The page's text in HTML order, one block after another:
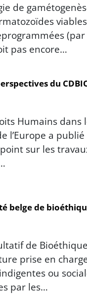
de
pas encore…
du
Humains
l’Europe a
sur les
belge de
de
prise en
ou
par les…